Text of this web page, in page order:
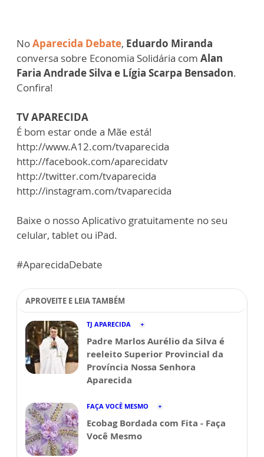
NoAparecida Debate, Eduardo Miranda
conversa sobre Economia Solidária com Alan
Faria Andrade Silva e Lígia Scarpa Bensadon.
Confira!
TV APARECIDA
É bom estar onde a Mãe está!
http://www.A12.com/tvaparecida
http://facebook.com/aparecidatv
http://twitter.com/tvaparecida
http://instagram.com/tvaparecida
Baixe o nosso Aplicativo gratuitamente no seu
celular, tablet ou iPad.
#AparecidaDebate
APROVEITE E LEIA TAMBÉM
TJ APARECIDA
Padre Marlos Aurélio da Silva é
reeleito Superior Provincial da
Província Nossa Senhora
Aparecida
FAÇA VOCÊ MESMO
Ecobag Bordada com Fita - Faça
Você Mesmo